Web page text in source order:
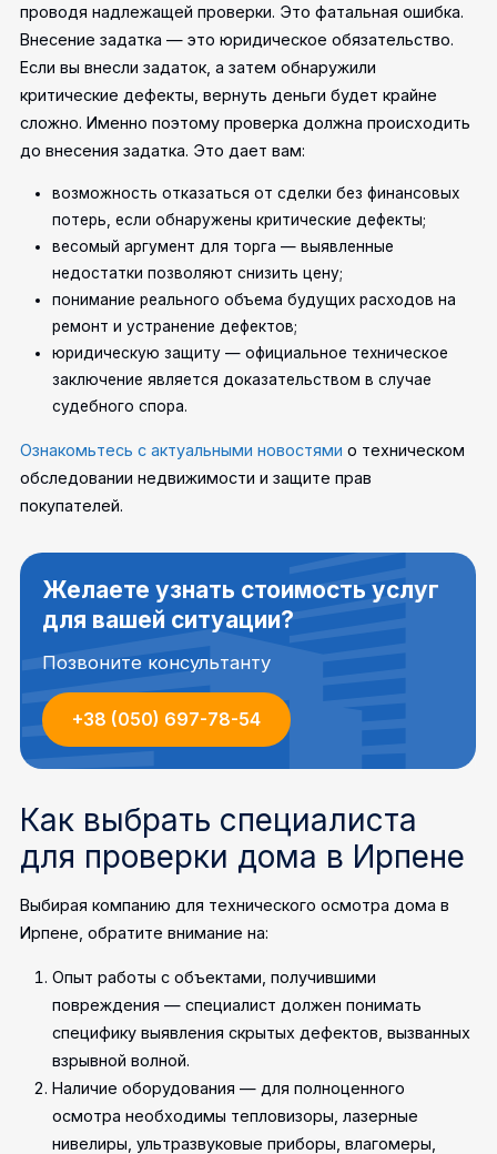
проводя надлежащей проверки. Это фатальная ошибка.
Внесение задатка — это юридическое обязательство.
Если вы внесли задаток, а затем обнаружили
критические дефекты, вернуть деньги будет крайне
сложно. Именно поэтому проверка должна происходить
до внесения задатка. Это дает вам:
возможность отказаться от сделки без финансовых
потерь, если обнаружены критические дефекты;
весомый аргумент для торга — выявленные
недостатки позволяют снизить цену;
понимание реального объема будущих расходов на
ремонт и устранение дефектов;
юридическую защиту — официальное техническое
заключение является доказательством в случае
судебного спора.
Ознакомьтесь с актуальными новостями о техническом
обследовании недвижимости и защите прав
покупателей.
Желаете узнать стоимость услуг
для вашей ситуации?
Позвоните консультанту
+38 (050) 697-78-54
Как выбрать специалиста
для проверки дома в Ирпене
Выбирая компанию для технического осмотра дома в
Ирпене, обратите внимание на:
Опыт работы с объектами, получившими
повреждения — специалист должен понимать
специфику выявления скрытых дефектов, вызванных
взрывной волной.
Наличие оборудования — для полноценного
осмотра необходимы тепловизоры, лазерные
нивелиры, ультразвуковые приборы, влагомеры,